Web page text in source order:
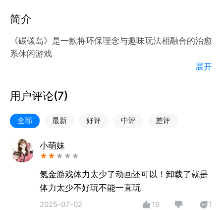
简介
《碳碳岛》是一款将环保理念与趣味玩法相融合的治愈
系休闲游戏
具，看着光秃秃的小岛一点点长出绿草、开满鲜花，成
就感拉满！
在这里，你会遇见一群可爱的碳宝宝～它们有的来自茂
密森林，有的藏在蔚蓝大海，每一只都有自己的 “萌
点”！
在这里，还藏着超多温暖故事！在重建岛屿的过程中，
尘封的回忆会慢慢解锁，说不定还能发现 “隐藏剧情”~
展开
用户评论(7)
全部 最新 好评 中评 差评
小萌妹
氪金游戏体力太少了动画还可以！卸载了就是
体力太少不好玩不能一直玩
2025-07-02 19 1